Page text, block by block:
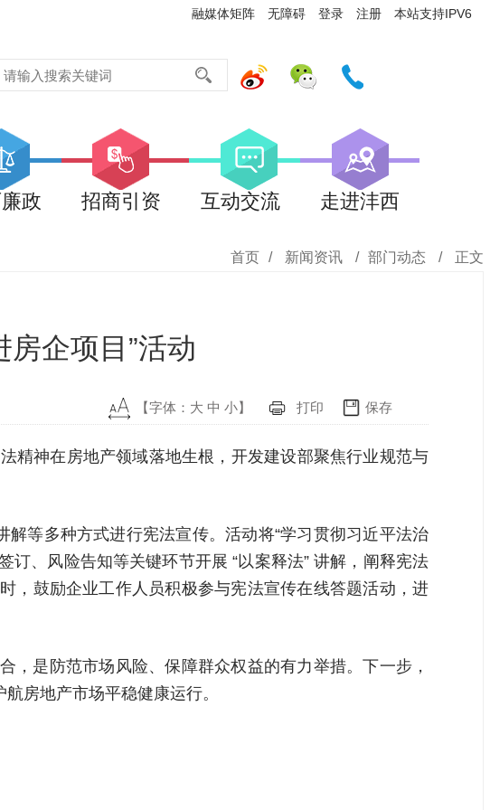
融媒体矩阵 无障碍 登录 注册 本站支持IPV6
政 招商引资 互动交流 走进沣西
首页 / 新闻资讯 / 部门动态 / 正文
企项目”活动
【字体： 大 中 小】 打印 保存
精神在房地产领域落地生根，开发建设部聚焦行业规范与
等多种方式进行宪法宣传。活动将“学习贯彻习近平法治
、风险告知等关键环节开展 “以案释法” 讲解，阐释宪法
，鼓励企业工作人员积极参与宪法宣传在线答题活动，进
，是防范市场风险、保障群众权益的有力举措。下一步，
房地产市场平稳健康运行。